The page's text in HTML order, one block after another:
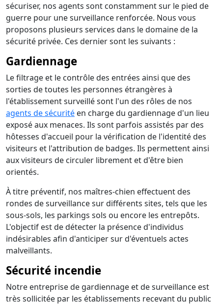
sécuriser, nos agents sont constamment sur le pied de
guerre pour une surveillance renforcée. Nous vous
proposons plusieurs services dans le domaine de la
sécurité privée. Ces dernier sont les suivants :
Gardiennage
Le filtrage et le contrôle des entrées ainsi que des
sorties de toutes les personnes étrangères à
l'établissement surveillé sont l'un des rôles de nos
agents de sécurité en charge du gardiennage d'un lieu
exposé aux menaces. Ils sont parfois assistés par des
hôtesses d'accueil pour la vérification de l'identité des
visiteurs et l'attribution de badges. Ils permettent ainsi
aux visiteurs de circuler librement et d'être bien
orientés.
À titre préventif, nos maîtres-chien effectuent des
rondes de surveillance sur différents sites, tels que les
sous-sols, les parkings sols ou encore les entrepôts.
L'objectif est de détecter la présence d'individus
indésirables afin d'anticiper sur d'éventuels actes
malveillants.
Sécurité incendie
Notre entreprise de gardiennage et de surveillance est
très sollicitée par les établissements recevant du public